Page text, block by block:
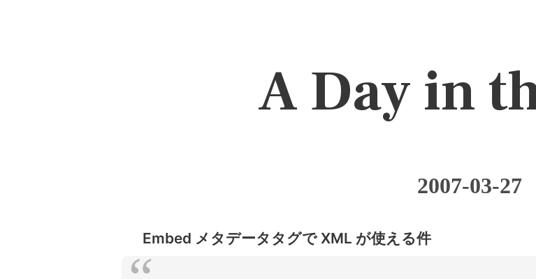
A Day in
2007-03-27
Embed メタデータタグで XML が使える件